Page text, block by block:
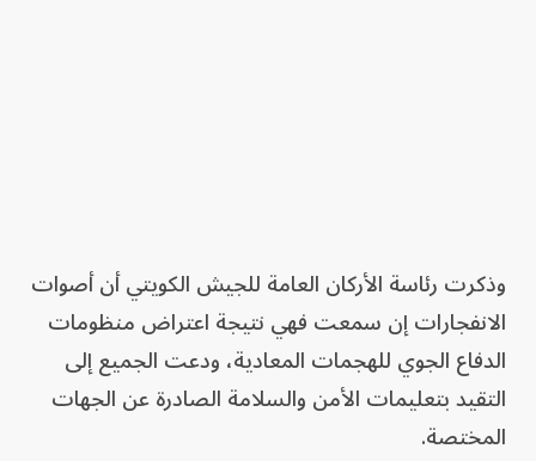
وذكرت رئاسة الأركان العامة للجيش الكويتي أن أصوات
الانفجارات إن سمعت فهي نتيجة اعتراض منظومات
الدفاع الجوي للهجمات المعادية، ودعت الجميع إلى
التقيد بتعليمات الأمن والسلامة الصادرة عن الجهات
المختصة.